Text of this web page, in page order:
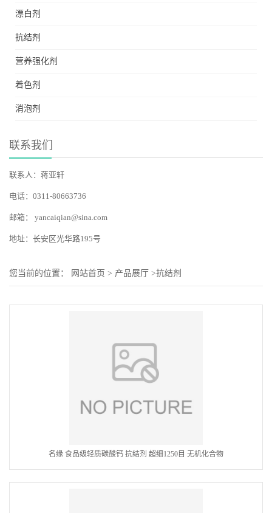
漂白剂
抗结剂
营养强化剂
着色剂
消泡剂
联系我们
联系人：蒋亚轩
电话：0311-80663736
邮箱： yancaiqian@sina.com
地址：长安区光华路195号
您当前的位置： 网站首页 > 产品展厅 >抗结剂
名缘 食品级轻质碳酸钙 抗结剂 超细1250目 无机化合物